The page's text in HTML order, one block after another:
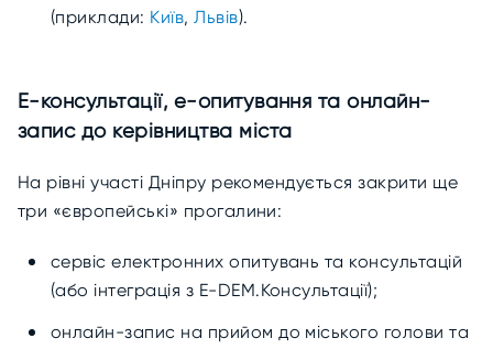
(приклади: Київ,Львів).
Е-консультації, е-опитування та онлайн-
запис до керівництва міста
На рівні участі Дніпру рекомендується закрити ще
три «європейські» прогалини:
сервіс електронних опитувань та консультацій
(або інтеграція з E-DEM.Консультації);
онлайн-запис на прийом до міського голови та